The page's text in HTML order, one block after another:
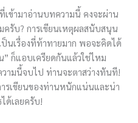
ข้ามาอ่านบทความนี้ คงจะผ่าน
รับ? การเขียนเหตุผลสนับสนุน
นเรื่องที่ท้าทายมาก พอจะคิดได้
ก็แอบเครียดกันแล้วใช่ไหม
ามนี้จบไป ท่านจะตาสว่างทันที!
รเขียนของท่านหนักแน่นและน่า
ด้เลยครับ!